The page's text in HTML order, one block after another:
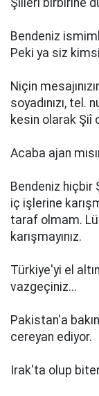
Şiîleri birbirine
Bendeniz
Peki ya siz
Niçin
soyadınızı, tel.
kesin olarak Şiî
Acaba ajan
Bendeniz hiçbir
iç işlerine
taraf olmam.
karışmayınız.
Türkiye'yi el
vazgeçiniz...
Pakistan'a
cereyan ediyor.
Irak'ta olup